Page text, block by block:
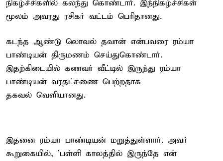
நிகழ்ச்சிகளில் கலந்து கொண்டார். இந்நிகழ்ச்சிகள்
மூலம் அவரது ரசிகர் வட்டம் பெரிதானது.
கடந்த ஆண்டு லொவல் தவான் என்பவரை ரம்யா
பாண்டியன் திருமணம் செய்துகொண்டார்.
இதற்கிடையில் கணவர் வீட்டில் இருந்து ரம்யா
பாண்டியன் வரதட்சணை பெற்றதாக
தகவல் வெளியானது.
இதனை ரம்யா பாண்டியன் மறுத்துள்ளார். அவர்
கூறுகையில், 'பள்ளி காலத்தில் இருந்தே என்